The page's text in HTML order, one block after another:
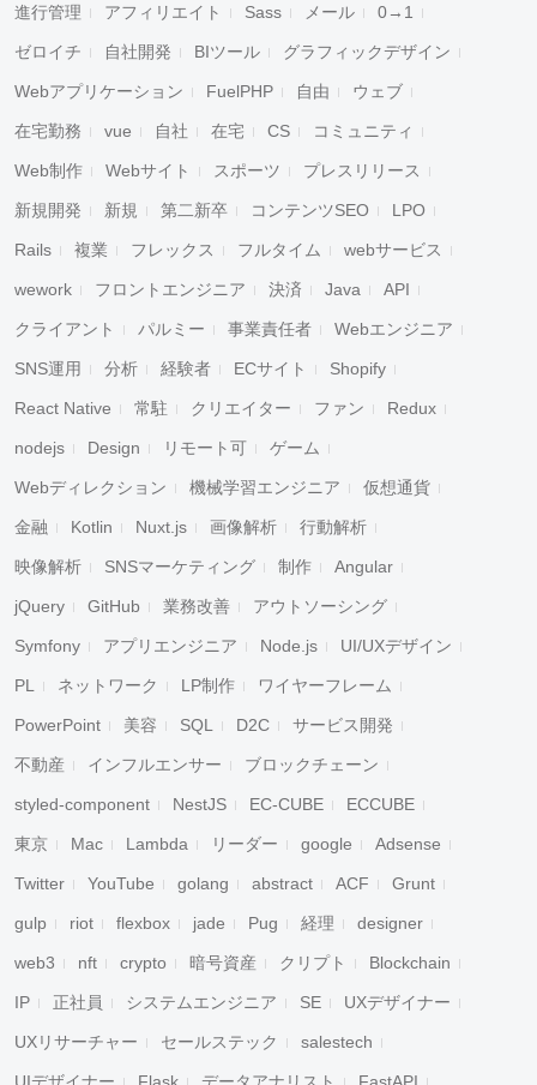
進行管理 アフィリエイト Sass メール 0→1
ゼロイチ 自社開発 BIツール グラフィックデザイン
Webアプリケーション FuelPHP 自由 ウェブ
在宅勤務 vue 自社 在宅 CS コミュニティ
Web制作 Webサイト スポーツ プレスリリース
新規開発 新規 第二新卒 コンテンツSEO LPO
Rails 複業 フレックス フルタイム webサービス
wework フロントエンジニア 決済 Java API
クライアント パルミー 事業責任者 Webエンジニア
SNS運用 分析 経験者 ECサイト Shopify
React Native 常駐 クリエイター ファン Redux
nodejs Design リモート可 ゲーム
Webディレクション 機械学習エンジニア 仮想通貨
金融 Kotlin Nuxt.js 画像解析 行動解析
映像解析 SNSマーケティング 制作 Angular
jQuery GitHub 業務改善 アウトソーシング
Symfony アプリエンジニア Node.js UI/UXデザイン
PL ネットワーク LP制作 ワイヤーフレーム
PowerPoint 美容 SQL D2C サービス開発
不動産 インフルエンサー ブロックチェーン
styled-component NestJS EC-CUBE ECCUBE
東京 Mac Lambda リーダー google Adsense
Twitter YouTube golang abstract ACF Grunt
gulp riot flexbox jade Pug 経理 designer
web3 nft crypto 暗号資産 クリプト Blockchain
IP 正社員 システムエンジニア SE UXデザイナー
UXリサーチャー セールステック salestech
UIデザイナー Flask データアナリスト FastAPI